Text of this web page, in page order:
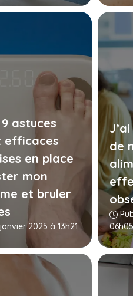
astuces
efficaces
en place
mon
et bruler
2025 à 13h21
de
06h05